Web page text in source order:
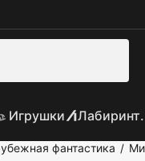
Игрушки
фантастика /